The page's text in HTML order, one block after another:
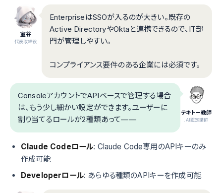
室谷
代表取締役
EnterpriseはSSOが入るのが大きい。既存の
Active DirectoryやOktaと連携できるので、IT部
門が管理しやすい。
コンプライアンス要件のある企業には必須です。
テキトー教師
.AI認定講師
ConsoleアカウントでAPIベースで管理する場合
は、もう少し細かい設定ができます。ユーザーに
割り当てるロールが2種類あって——
Claude Codeロール: Claude Code専用のAPIキーのみ
作成可能
Developerロール: あらゆる種類のAPIキーを作成可能